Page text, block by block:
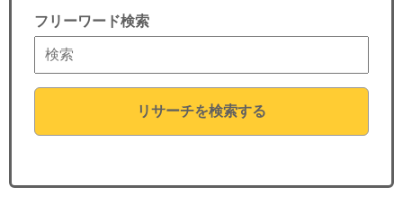
フリーワード検索
リサーチを検索する